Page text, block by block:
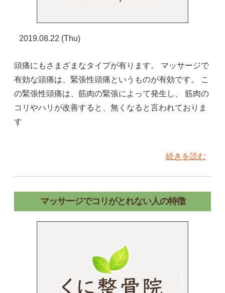
2019.08.22 (Thu)
頭痛にもさまざまなタイプが有ります。 マッサージで
有効な頭痛は、緊張性頭痛というものが有効です。 こ
の緊張性頭痛は、筋肉の緊張によって発生し、 筋肉の
コリやハリが改善すると、無くなると言われておりま
す
続きを読む
マッサージでコリがとれない人の特徴